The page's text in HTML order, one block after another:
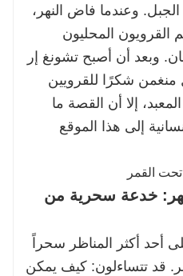
وعندما فاض النهر،
القرويون المحليون
وبعد أن أصبح تشونغ إر
منغمن شكرًا للقرويين
إلا أن القصة ما
إلى هذا الموقع
خدعة سحرية من
أحد أكثر المناظر سحراً
قد تتساءلون: كيف يمكن